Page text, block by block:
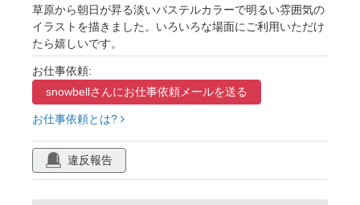
草原から朝日が昇る淡いパステルカラーで明るい雰囲気の
イラストを描きました。いろいろな場面にご利用いただけ
たら嬉しいです。
お仕事依頼:
snowbellさんにお仕事依頼メールを送る
お仕事依頼とは?
違反報告